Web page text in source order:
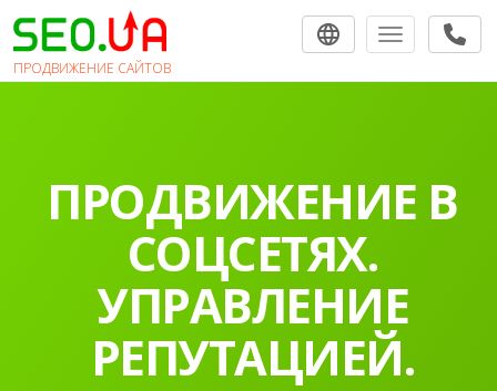
ПРОДВИЖЕНИЕ САЙТОВ
Toggle
ПРОДВИЖЕНИЕ В
СОЦСЕТЯХ.
УПРАВЛЕНИЕ
РЕПУТАЦИЕЙ.